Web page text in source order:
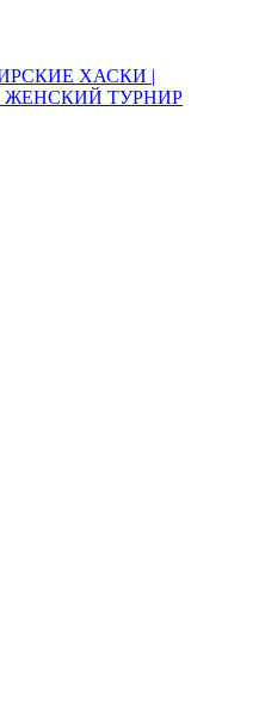
ХАСКИ |
ТУРНИР